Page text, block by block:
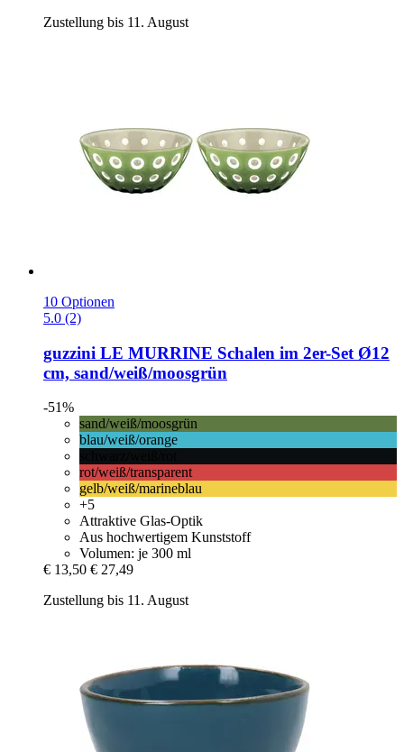
Zustellung bis 11. August
10 Optionen
5.0 (2)
guzzini LE MURRINE Schalen im 2er-​Set Ø12
cm, sand/weiß/moosgrün
-51%
sand/weiß/moosgrün
blau/weiß/orange
rot/weiß/transparent
gelb/weiß/marineblau
+5
Attraktive Glas-Optik
Aus hochwertigem Kunststoff
Volumen: je 300 ml
€ 13,50 € 27,49
Zustellung bis 11. August